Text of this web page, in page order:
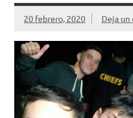
20 febrero, 2020 Deja